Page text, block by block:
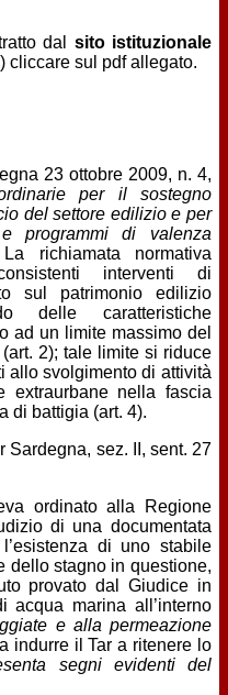
dal sito istituzionale
) cliccare sul pdf allegato.
23 ottobre 2009, n. 4,
per il sostegno
del settore edilizio e per
programmi di valenza
richiamata normativa
interventi di
sul patrimonio edilizio
delle caratteristiche
ad un limite massimo del
2); tale limite si riduce
allo svolgimento di attività
extraurbane nella fascia
di battigia (art. 4).
Sardegna, sez. II, sent. 27
ordinato alla Regione
di una documentata
di uno stabile
dello stagno in questione,
provato dal Giudice in
acqua marina all’interno
e alla permeazione
indurre il Tar a ritenere lo
segni evidenti del